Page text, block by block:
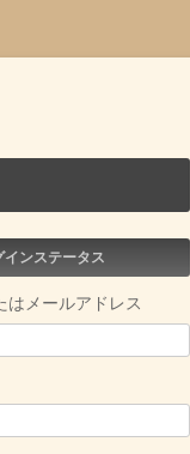
インステータス
はメールアドレス